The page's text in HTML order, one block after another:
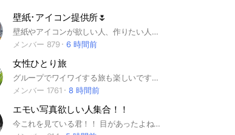
壁紙･アイコン提供所🌷
壁紙やアイコンが欲しい人、作りたい人どんどん入ってください🎶通知が多くなるのを防ぐため挨拶などの雑談は禁止です！ 同担拒否の方は自己責任でお願いします。 #アイコン#壁紙#制作 即抜け❌荒らし❌
メンバー 879
6 時間前
女性ひとり旅
グループでワイワイする旅も楽しいですが1人でゆったりと気ままな旅もまた楽し。 ひとり旅の楽しみ方を共有しませんか？ #ひとり旅 #一人旅 #女子旅
メンバー 1761
8 時間前
エモい写真欲しい人集合！！
今これを見ている君！！ 目があったよね？？ 少しでいいから見てくれない？？🥺 どうも！管理人のひめです！よろしくお願いします(*･ω･)*_ _)ﾍﾟｺﾘ ここのオプちゃは男女関係ないので 是非ここのオプちゃに入ってくると嬉しいです！！！みんなで楽しく写真を共有しましょう！ カッコイイ かわいい エモい写真などリクエスト待ってます！💖 雑談は重くなるので雑談は控えめにお願いします。写真はノートにお願いします。即抜け、荒らしは絶対にやめてください。 みんなでルールを守って 平和のオプちゃにしましょう✨